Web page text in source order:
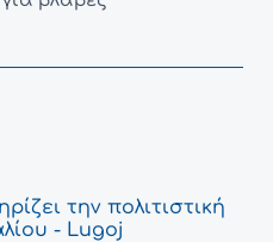
την πολιτιστική
- Lugoj